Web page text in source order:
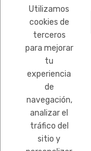
Financiado por
Utilizamos
cookies de
terceros
para mejorar
tu
experiencia
de
navegación,
analizar el
tráfico del
sitio y